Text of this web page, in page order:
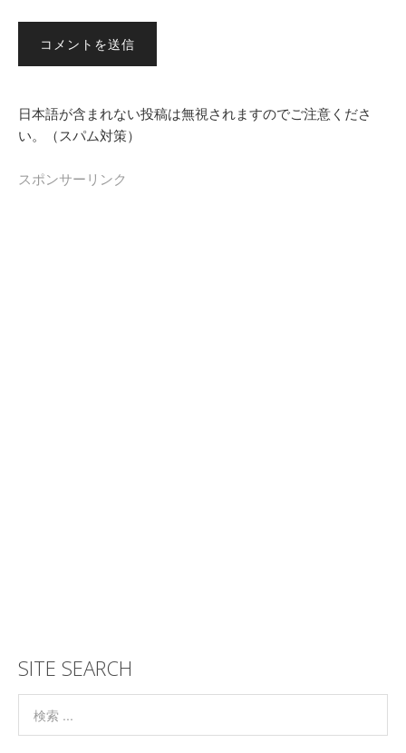
日本語が含まれない投稿は無視されますのでご注意くださ
い。（スパム対策）
スポンサーリンク
SITE SEARCH